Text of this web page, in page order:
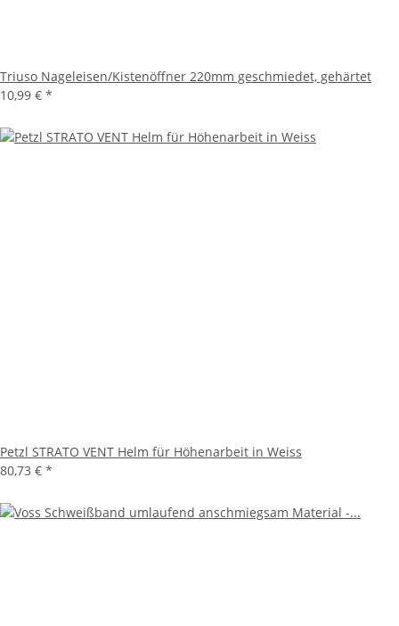
Triuso Nageleisen/Kistenöffner 220mm geschmiedet, gehärtet
10,99 € *
Petzl STRATO VENT Helm für Höhenarbeit in Weiss
80,73 € *